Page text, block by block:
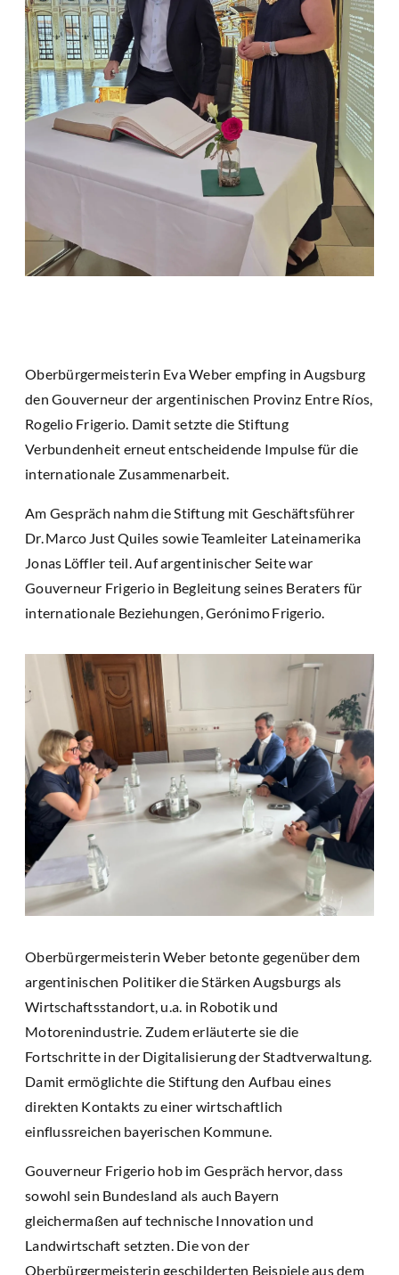
Oberbürgermeisterin Eva Weber empfing in Augsburg
den Gouverneur der argentinischen Provinz Entre Ríos,
Rogelio Frigerio. Damit setzte die Stiftung
Verbundenheit erneut entscheidende Impulse für die
internationale Zusammenarbeit.
Am Gespräch nahm die Stiftung mit Geschäftsführer
Dr. Marco Just Quiles sowie Teamleiter Lateinamerika
Jonas Löffler teil. Auf argentinischer Seite war
Gouverneur Frigerio in Begleitung seines Beraters für
internationale Beziehungen, Gerónimo Frigerio.
Oberbürgermeisterin Weber betonte gegenüber dem
argentinischen Politiker die Stärken Augsburgs als
Wirtschaftsstandort, u.a. in Robotik und
Motorenindustrie. Zudem erläuterte sie die
Fortschritte in der Digitalisierung der Stadtverwaltung.
Damit ermöglichte die Stiftung den Aufbau eines
direkten Kontakts zu einer wirtschaftlich
einflussreichen bayerischen Kommune.
Gouverneur Frigerio hob im Gespräch hervor, dass
sowohl sein Bundesland als auch Bayern
gleichermaßen auf technische Innovation und
Landwirtschaft setzten. Die von der
Oberbürgermeisterin geschilderten Beispiele aus dem